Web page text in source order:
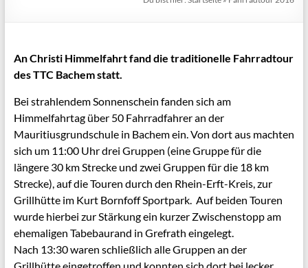
An Christi Himmelfahrt fand die traditionelle Fahrradtour
des TTC Bachem statt.
Bei strahlendem Sonnenschein fanden sich am
Himmelfahrtag über 50 Fahrradfahrer an der
Mauritiusgrundschule in Bachem ein. Von dort aus machten
sich um 11:00 Uhr drei Gruppen (eine Gruppe für die
längere 30 km Strecke und zwei Gruppen für die 18 km
Strecke), auf die Touren durch den Rhein-Erft-Kreis, zur
Grillhütte im Kurt Bornfoff Sportpark. Auf beiden Touren
wurde hierbei zur Stärkung ein kurzer Zwischenstopp am
ehemaligen Tabebaurand in Grefrath eingelegt.
Nach 13:30 waren schließlich alle Gruppen an der